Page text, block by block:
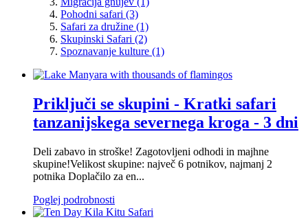
Pohodni safari (3)
Safari za družine (1)
Skupinski Safari (2)
Spoznavanje kulture (1)
Priključi se skupini - Kratki safari
tanzanijskega severnega kroga - 3 dni
Deli zabavo in stroške! Zagotovljeni odhodi in majhne
skupine!Velikost skupine: največ 6 potnikov, najmanj 2
potnika Doplačilo za en...
Poglej podrobnosti